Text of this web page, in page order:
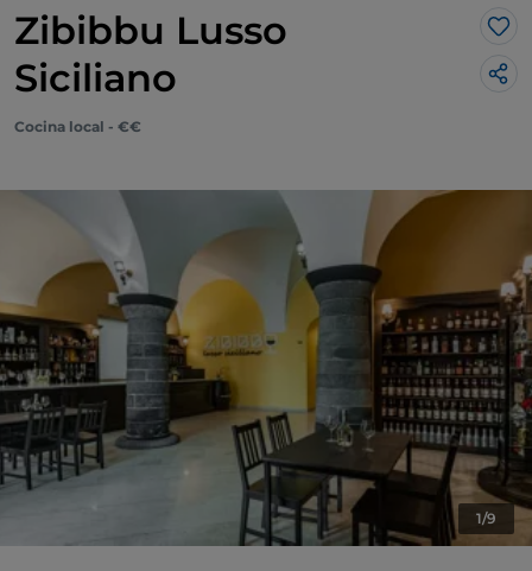
Zibibbu Lusso
Siciliano
Me
Cocina local - €€
1/9